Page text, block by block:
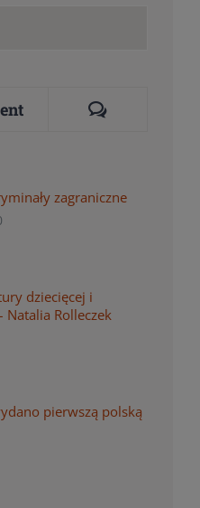
Comments
zagraniczne
dziecięcej i
Natalia Rolleczek
pierwszą polską